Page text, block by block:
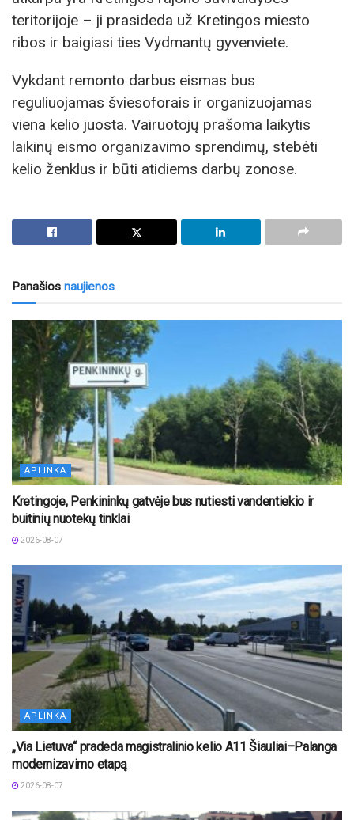
teritorijoje – ji prasideda už Kretingos miesto
ribos ir baigiasi ties Vydmantų gyvenviete.
Vykdant remonto darbus eismas bus
reguliuojamas šviesoforais ir organizuojamas
viena kelio juosta. Vairuotojų prašoma laikytis
laikinų eismo organizavimo sprendimų, stebėti
kelio ženklus ir būti atidiems darbų zonose.
Panašios naujienos
APLINKA
Kretingoje, Penkininkų gatvėje bus nutiesti vandentiekio ir
buitinių nuotekų tinklai
2026-08-07
APLINKA
„Via Lietuva“ pradeda magistralinio kelio A11 Šiauliai–Palanga
modernizavimo etapą
2026-08-07